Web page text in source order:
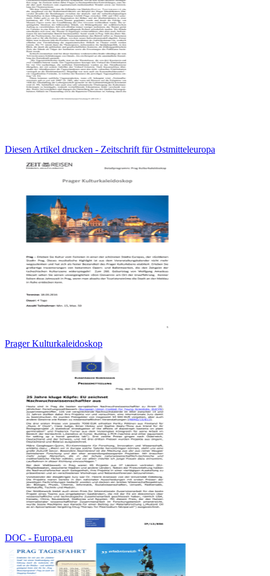
Diesen Artikel drucken - Zeitschrift für Ostmitteleuropa
Prager Kulturkaleidoskop
DOC - Europa.eu